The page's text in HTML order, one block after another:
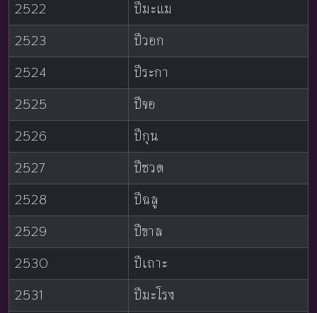
2522
ปีมะแม
2523
ปีวอก
2524
ปีระกา
2525
ปีจอ
2526
ปีกุน
2527
ปีชวด
2528
ปีฉลู
2529
ปีขาล
2530
ปีเถาะ
2531
ปีมะโรง